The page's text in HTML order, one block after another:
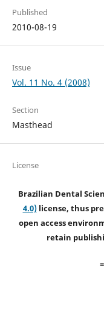
Published
2010-08-19
Issue
Vol. 11 No. 4 (2008)
Section
Masthead
License
Brazilian Dental
4.0)license, thus
open access
retain